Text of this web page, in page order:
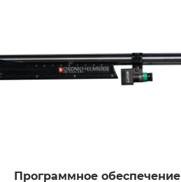
Программное обеспечение